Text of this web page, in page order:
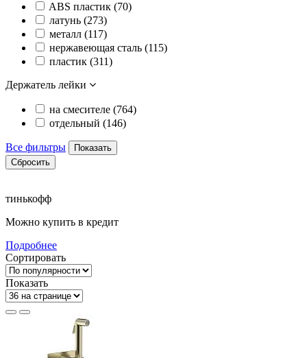
ABS пластик (70)
латунь (273)
металл (117)
нержавеющая сталь (115)
пластик (311)
Держатель лейки
на смесителе (764)
отдельный (146)
Все фильтры
Показать
Сбросить
тинькофф
Можно купить в кредит
Подробнее
Сортировать
Показать